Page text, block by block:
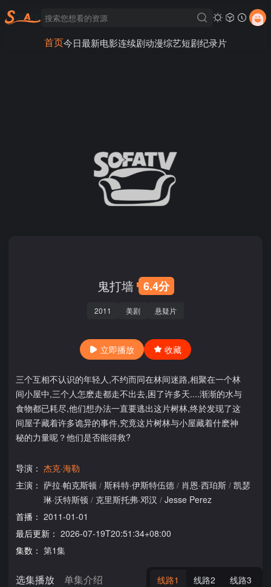
首页今日最新电影连续剧动漫综艺短剧纪录片
鬼打墙 6.4分
2011 美剧 悬疑片
立即播放 收藏
三个互相不认识的年轻人,不约而同在林间迷路,相聚在一个林
间小屋中,三个人怎麽走都走不出去,困了许多天....渐渐的水与
食物都已耗尽,他们想办法一直要逃出这片树林,终於发现了这
间屋子藏着许多诡异的事件,究竟这片树林与小屋藏着什麽神
秘的力量呢？他们是否能得救?
导演： 杰克·海勒
主演： 萨拉·帕克斯顿 / 斯科特·伊斯特伍德 / 肖恩·西珀斯 / 凯瑟
琳·沃特斯顿 / 克里斯托弗·邓汉 / Jesse Perez
首播： 2011-01-01
最后更新： 2026-07-19T20:51:34+08:00
集数： 第1集
选集播放 单集介绍 线路1 线路2 线路3